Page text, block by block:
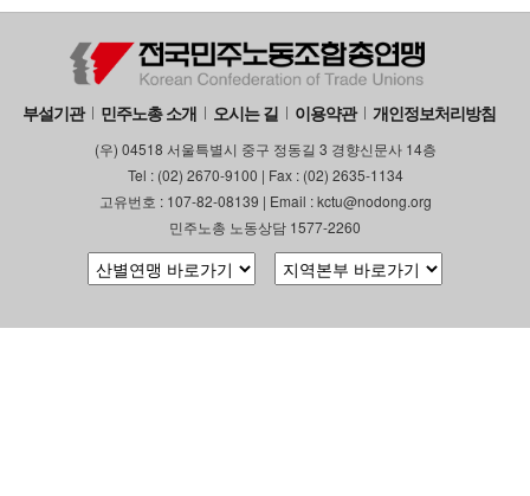
부설기관 민주노총 소개 오시는 길 이용약관 개인정보처리방침
(우) 04518 서울특별시 중구 정동길 3 경향신문사 14층
Tel : (02) 2670-9100 | Fax : (02) 2635-1134
고유번호 : 107-82-08139 | Email : kctu@nodong.org
민주노총 노동상담 1577-2260